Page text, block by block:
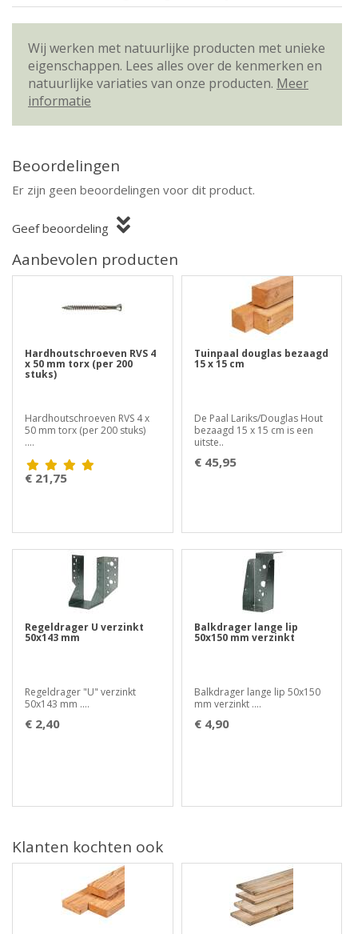
Wij werken met natuurlijke producten met unieke
eigenschappen. Lees alles over de kenmerken en
natuurlijke variaties van onze producten. Meer
informatie
Beoordelingen
Er zijn geen beoordelingen voor dit product.
Geef beoordeling
Aanbevolen producten
Hardhoutschroeven RVS 4
x 50 mm torx (per 200
stuks)
Hardhoutschroeven RVS 4 x
50 mm torx (per 200 stuks)
....
€ 21,75
Tuinpaal douglas bezaagd
15 x 15 cm
De Paal Lariks/Douglas Hout
bezaagd 15 x 15 cm is een
uitste..
€ 45,95
Regeldrager U verzinkt
50x143 mm
Regeldrager "U" verzinkt
50x143 mm ....
€ 2,40
Balkdrager lange lip
50x150 mm verzinkt
Balkdrager lange lip 50x150
mm verzinkt ....
€ 4,90
Klanten kochten ook